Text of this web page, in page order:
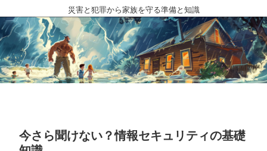
災害と犯罪から家族を守る準備と知識
今さら聞けない？情報セキュリティの基礎